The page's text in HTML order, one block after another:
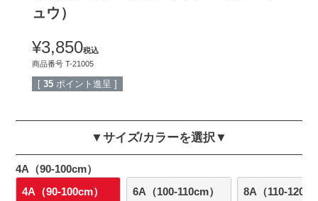
ュウ）
¥3,850税込
商品番号 T-21005
[ 35 ポイント進呈 ]
▼サイズ/カラーを選択▼
4A（90-100cm）
4A（90-100cm）
6A（100-110cm） 8A（110-